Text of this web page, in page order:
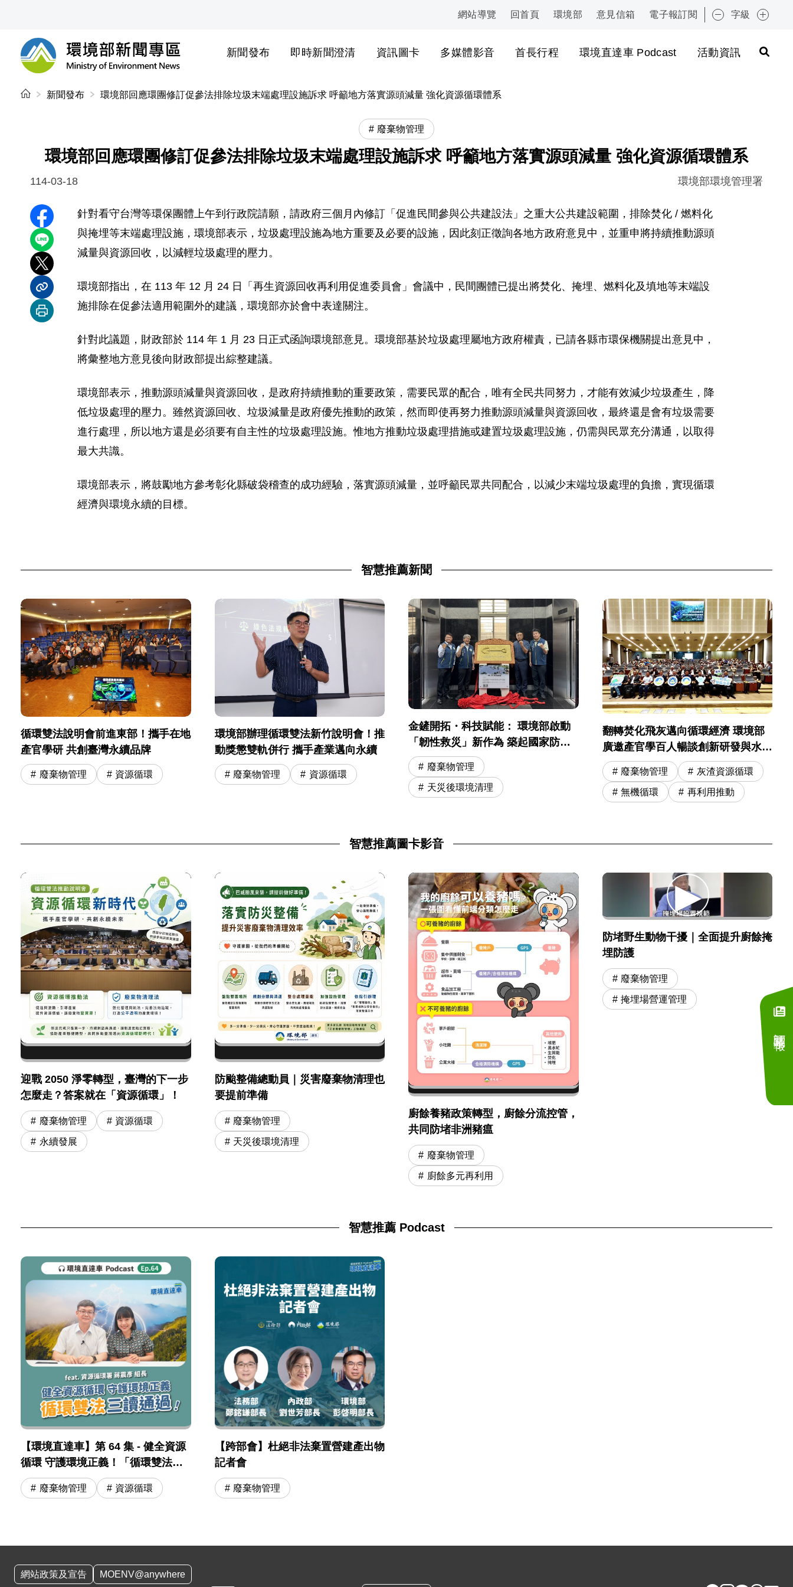
:::
網站導覽 回首頁 環境部 意見信箱 電子報訂閱 字級
環境部新聞專區
新聞發布 即時新聞澄清 資訊圖卡 多媒體影音 首長行程 環境直達車 Podcast 活動資訊
:::
新聞發布 環境部回應環團修訂促參法排除垃圾末端處理設施訴求 呼籲地方落實源頭減量 強化資源循環體系
廢棄物管理
環境部回應環團修訂促參法排除垃圾末端處理設施訴求 呼籲地方落實源頭減量 強化資源循環體系
114-03-18 環境部環境管理署
分享至 Facebook
分享到 LINE
分享到 X
分享內容連結
列印本頁
針對看守台灣等環保團體上午到行政院請願，請政府三個月內修訂「促進民間參與公共建設法」之重大公共建設範圍，排除焚化 / 燃料化
與掩埋等末端處理設施，環境部表示，垃圾處理設施為地方重要及必要的設施，因此刻正徵詢各地方政府意見中，並重申將持續推動源頭
減量與資源回收，以減輕垃圾處理的壓力。
環境部指出，在 113 年 12 月 24 日「再生資源回收再利用促進委員會」會議中，民間團體已提出將焚化、掩埋、燃料化及填地等末端設
施排除在促參法適用範圍外的建議，環境部亦於會中表達關注。
針對此議題，財政部於 114 年 1 月 23 日正式函詢環境部意見。環境部基於垃圾處理屬地方政府權責，已請各縣市環保機關提出意見中，
將彙整地方意見後向財政部提出綜整建議。
環境部表示，推動源頭減量與資源回收，是政府持續推動的重要政策，需要民眾的配合，唯有全民共同努力，才能有效減少垃圾產生，降
低垃圾處理的壓力。雖然資源回收、垃圾減量是政府優先推動的政策，然而即使再努力推動源頭減量與資源回收，最終還是會有垃圾需要
進行處理，所以地方還是必須要有自主性的垃圾處理設施。惟地方推動垃圾處理措施或建置垃圾處理設施，仍需與民眾充分溝通，以取得
最大共識。
環境部表示，將鼓勵地方參考彰化縣破袋稽查的成功經驗，落實源頭減量，並呼籲民眾共同配合，以減少末端垃圾處理的負擔，實現循環
經濟與環境永續的目標。
智慧推薦新聞
循環雙法說明會前進東部！攜手在地
產官學研 共創臺灣永續品牌
廢棄物管理 資源循環
環境部辦理循環雙法新竹說明會！推
動獎懲雙軌併行 攜手產業邁向永續
廢棄物管理 資源循環
金鏟開拓・科技賦能： 環境部啟動
「韌性救災」新作為 築起國家防災
安全網
廢棄物管理
天災後環境清理
翻轉焚化飛灰邁向循環經濟 環境部
廣邀產官學百人暢談創新研發與水洗
運營精進
廢棄物管理 灰渣資源循環
無機循環 再利用推動
智慧推薦圖卡影音
迎戰 2050 淨零轉型，臺灣的下一步
怎麼走？答案就在「資源循環」！
廢棄物管理 資源循環
永續發展
防颱整備總動員｜災害廢棄物清理也
要提前準備
廢棄物管理
天災後環境清理
廚餘養豬政策轉型，廚餘分流控管，
共同防堵非洲豬瘟
廢棄物管理
廚餘多元再利用
防堵野生動物干擾｜全面提升廚餘掩
埋防護
廢棄物管理
掩埋場營運管理
智慧推薦 Podcast
【環境直達車】第 64 集 - 健全資源
循環 守護環境正義！「循環雙法」
三讀通過！feat. 資源循環署 蔣震彥
組長
廢棄物管理 資源循環
【跨部會】杜絕非法棄置營建產出物
記者會
廢棄物管理
網站政策及宣告 MOENV@anywhere